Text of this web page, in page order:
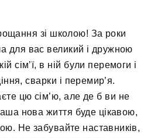
зі школою! За роки
для вас великий і дружною
сім’ї, в ній були перемоги і
сварки і перемир’я.
цю сім’ю, але де б ви не
нова життя буде цікавою,
Не забувайте наставників,